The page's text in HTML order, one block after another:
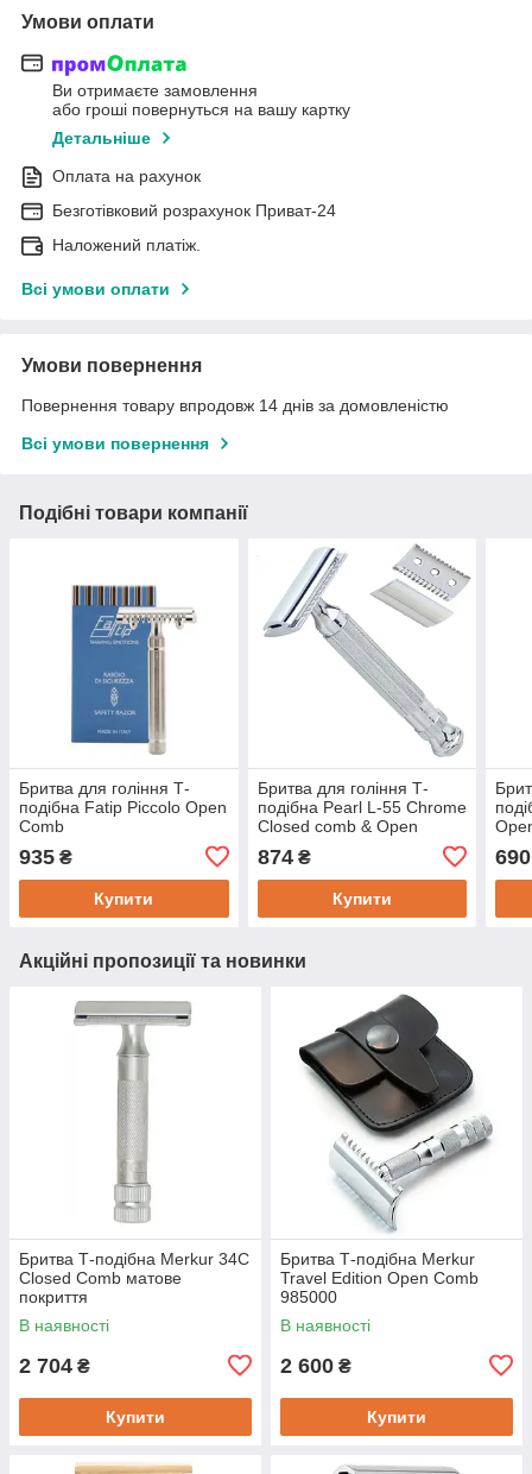
Умови оплати
Ви отримаєте замовлення
або гроші повернуться на вашу картку
Детальніше
Оплата на рахунок
Безготівковий розрахунок Приват-24
Наложений платіж.
Всі умови оплати
Умови повернення
Повернення товару впродовж 14 днів за домовленістю
Всі умови повернення
Подібні товари компанії
Бритва для гоління Т-
подібна Fatip Piccolo Open
Comb
935 ₴
Купити
Бритва для гоління Т-
подібна Pearl L-55 Chrome
Closed comb & Open
874₴
Купити
690
Акційні пропозиції та новинки
Бритва Т-подібна Merkur 34C
Closed Comb матове
покриття
В наявності
2 704 ₴
Купити
Бритва Т-подібна Merkur
Travel Edition Open Comb
985000
В наявності
2 600 ₴
Купити